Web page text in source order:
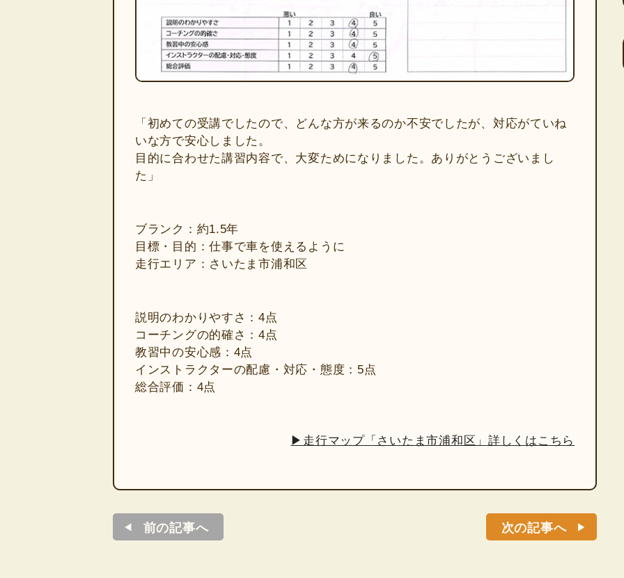
「初めての受講でしたので、どんな方が来るのか不安でしたが、対応がていね
いな方で安心しました。
目的に合わせた講習内容で、大変ためになりました。ありがとうございまし
た」
ブランク：約1.5年
目標・目的：仕事で車を使えるように
走行エリア：さいたま市浦和区
説明のわかりやすさ：4点
コーチングの的確さ：4点
教習中の安心感：4点
インストラクターの配慮・対応・態度：5点
総合評価：4点
▶走行マップ「さいたま市浦和区」詳しくはこちら
前の記事へ 次の記事へ